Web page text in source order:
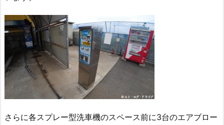
さらに各スプレー型洗車機のスペース前に3台のエアブロー